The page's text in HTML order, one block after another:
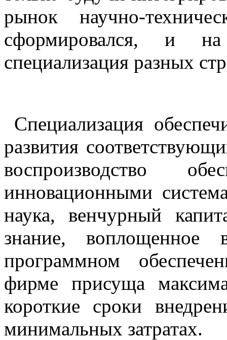
рынок научно-
сформировался, и
специализация разных
Специализация
развития
воспроизводство
инновационными
наука, венчурный
знание, воплощенное
программном
фирме присуща
короткие сроки
минимальных затратах.